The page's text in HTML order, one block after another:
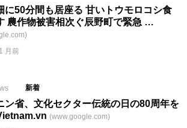
に50分間も居座る 甘いトウモロコシ食
農作物被害相次ぐ辰野町で緊急 …
月前
新着
ン省、文化セクター伝統の日の80周年を
(www.google.com)